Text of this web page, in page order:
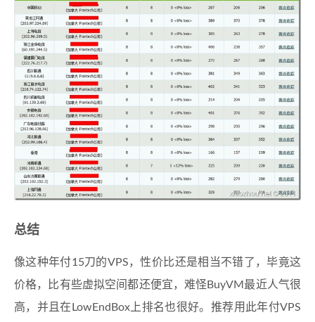
总结
像这种年付15刀的VPS，性价比还是相当不错了，毕竟这
价格，比有些虚拟空间都还便宜，难怪BuyVM最近人气很
高，并且在LowEndBox上排名也很好。推荐用此年付VPS